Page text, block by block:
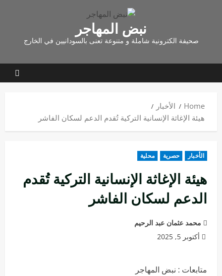
نبض المهاجر
صحيفة الكترونية شاملة و متنوعة تعنى بالسودانيين في الخارج
Home
الأخبار
هيئة الإغاثة الإنسانية التركية تُقدم الدعم لسكان الفاشر
الأخبار حصرية محلية
هيئة الإغاثة الإنسانية التركية تُقدم
الدعم لسكان الفاشر
محمد عثمان عبد الرحيم
أكتوبر 5, 2025
متابعات : نبض المهاجر